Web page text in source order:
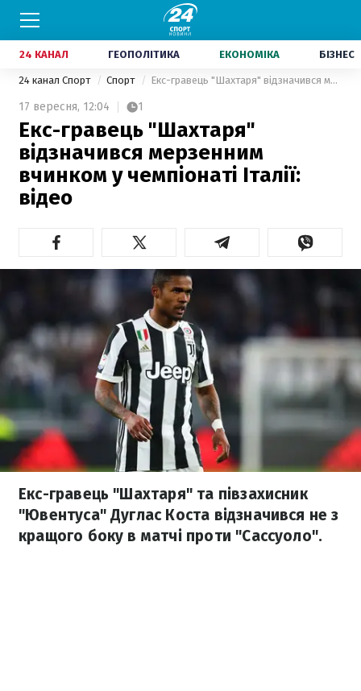
24 КАНАЛ ГЕОПОЛІТИКА ЕКОНОМІКА БІЗНЕС
24 канал Спорт Спорт Екс-гравець "Шахтаря" відзначився мерзенним вчинком у чемпіонаті Італії: відео
17 вересня, 12:04 1
Екс-гравець "Шахтаря"
відзначився мерзенним
вчинком у чемпіонаті Італії:
відео
Екс-гравець "Шахтаря" та півзахисник
"Ювентуса" Дуглас Коста відзначився не з
кращого боку в матчі проти "Сассуоло".